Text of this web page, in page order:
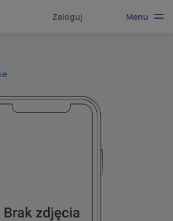
Zaloguj Menu